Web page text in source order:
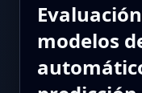
modelos